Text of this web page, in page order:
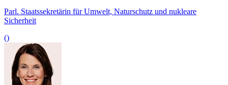
Parl. Staatssekretärin für Umwelt, Naturschutz und nukleare
Sicherheit
()